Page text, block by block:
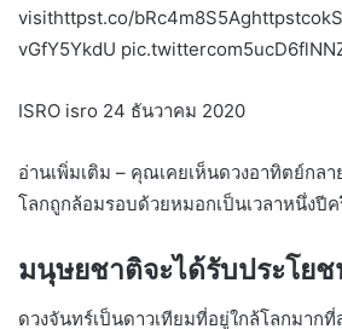
visithttpst.co/
vGfY5YkdU
ISRO isro 24 ธันวาคม 2020
อ่านเพิ่มเติม – คุณเคยเห็นดวงอาทิตย์กล
โลกถูกล้อมรอบด้วยหมอกเป็นเวลาหนึ่งปีค
มนุษยชาติจะได้รับประโย
ดวงจันทร์เป็นดาวเทียมที่อยู่ใกล้โลกมาก